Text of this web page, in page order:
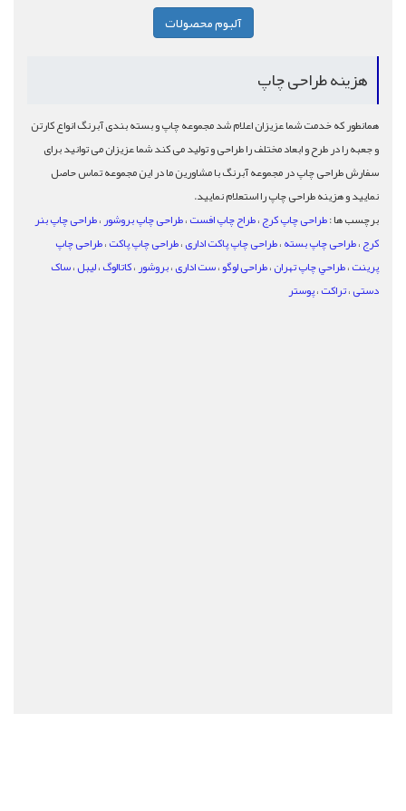
آلبوم محصولات
هزینه طراحی چاپ
همانطور که خدمت شما عزیزان اعلام شد مجموعه چاپ و بسته بندی آبرنگ انواع کارتن
و جعبه را در طرح و ابعاد مختلف را طراحی و تولید می کند شما عزیزان می توانید برای
سفارش طراحی چاپ در مجموعه آبرنگ با مشاورین ما در این مجموعه تماس حاصل
نمایید و هزینه طراحی چاپ را استعلام نمایید.
برچسب ها :طراحی چاپ کرج،طراح چاپ افست،طراحی چاپ بروشور،طراحی چاپ بنر
کرج،طراحی چاپ بسته،طراحی چاپ پاکت اداری،طراحی چاپ پاکت،طراحی چاپ
پرینت،طراحي چاپ تهران،طراحی لوگو،ست اداری،بروشور،کاتالوگ،لیبل،ساک
دستی،تراکت،پوستر